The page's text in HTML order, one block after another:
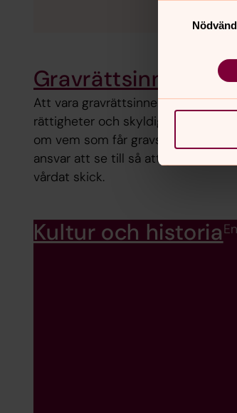
Gravrättsinnehav
Att vara gravrättsinnehavare
rättigheter och skyldigheter. Du får
om vem som får gravsättas i graven
ansvar att se till så att graven är i
vårdat skick.
Kultur och historia